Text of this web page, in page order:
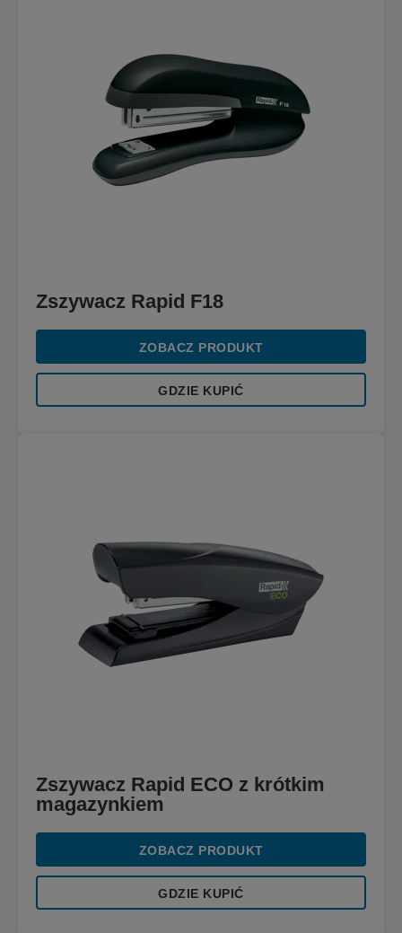
Zszywacz Rapid F18
ZOBACZ PRODUKT
GDZIE KUPIĆ
Zszywacz Rapid ECO z krótkim
magazynkiem
ZOBACZ PRODUKT
GDZIE KUPIĆ